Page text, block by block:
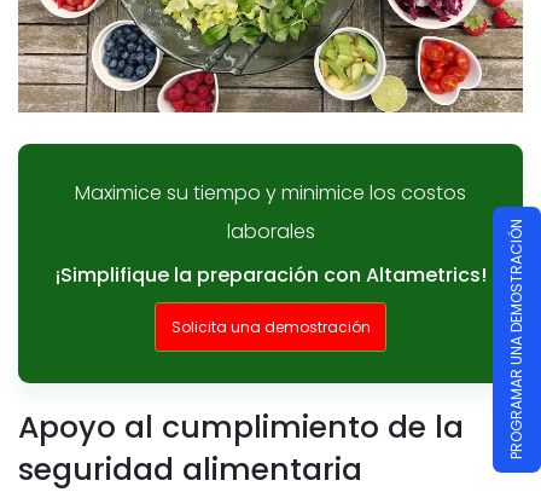
Maximice su tiempo y minimice los costos
laborales
¡Simplifique la preparación con Altametrics!
Solicita una demostración
Apoyo al cumplimiento de la
seguridad alimentaria
PROGRAMAR UNA DEMOSTRACIÓN